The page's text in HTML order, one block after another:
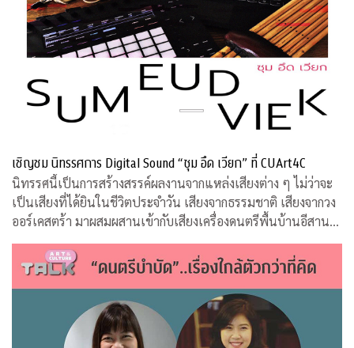
เชิญชม นิทรรศการ Digital Sound “ซุม อึด เวียก” ที่ CUArt4C
นิทรรศนี้เป็นการสร้างสรรค์ผลงานจากแหล่งเสียงต่าง ๆ ไม่ว่าจะ
เป็นเสียงที่ได้ยินในชีวิตประจำวัน เสียงจากธรรมชาติ เสียงจากวง
ออร์เคสตร้า มาผสมผสานเข้ากับเสียงเครื่องดนตรีพื้นบ้านอีสานที่
คุ้นหู ผ่านกระบวนการและเทคนิคทางด้านดิจิทัล